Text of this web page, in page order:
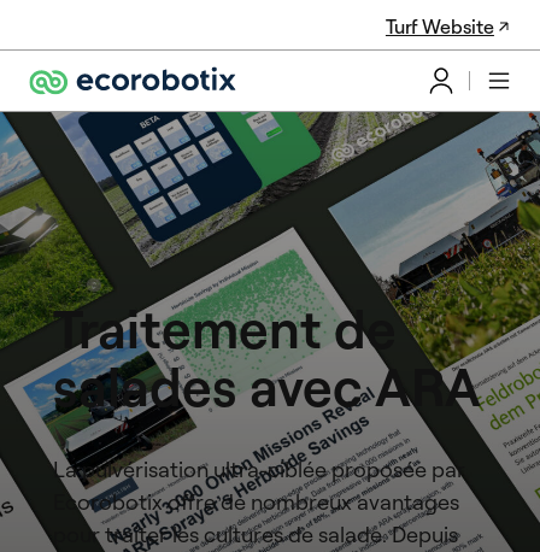
Turf Website
Traitement de
salades avec ARA
La pulvérisation ultra-ciblée proposée par
Ecorobotix offre de nombreux avantages
pour traiter les cultures de salade. Depuis